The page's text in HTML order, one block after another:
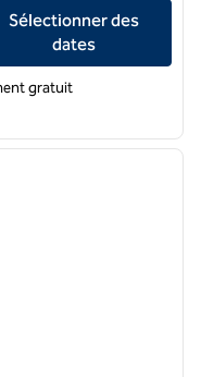
by Hilton Richmond,
Sélectionner des
dates
gratuit